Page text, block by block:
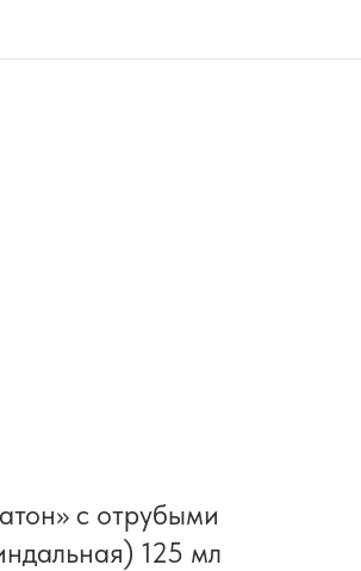
с отрубыми
125 мл